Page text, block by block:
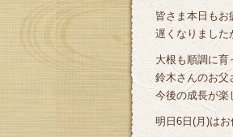
皆さま本日もお
遅くなりました
大根も順調に育
鈴木さんのお父
今後の成長が楽
明日6日(月)は